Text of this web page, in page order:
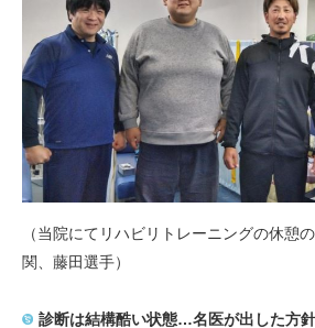
（当院にてリハビリトレーニングの休憩
関、藤田選手）
診断は結構酷い状態…名医が出した方